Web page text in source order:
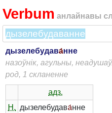
Verbum анлайнавы
дызелебудава́нне
назоўнік, агульны,
род, 1 скланенне
адз.
Н. дызелебудава́нне